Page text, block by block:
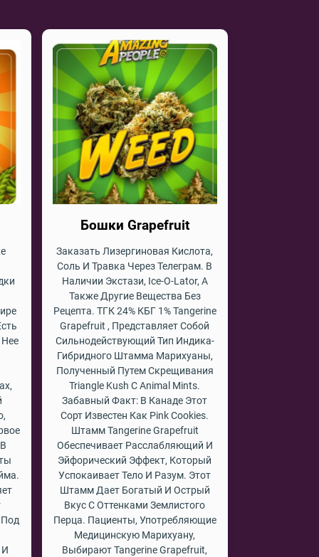
Нее
И
Бошки Grapefruit
Заказать Лизергиновая Кислота,
Соль И Травка Через Телеграм. В
Наличии Экстази, Ice-O-Lator, А
Также Другие Вещества Без
Рецепта. ТГК 24% КБГ 1% Tangerine
Grapefruit , Представляет Собой
Сильнодействующий Тип Индика-
Гибридного Штамма Марихуаны,
Полученный Путем Скрещивания
Triangle Kush С Animal Mints.
Забавный Факт: В Канаде Этот
Сорт Известен Как Pink Cookies.
Штамм Tangerine Grapefruit
Обеспечивает Расслабляющий И
Эйфорический Эффект, Который
Успокаивает Тело И Разум. Этот
Штамм Дает Богатый И Острый
Вкус С Оттенками Землистого
Перца. Пациенты, Употребляющие
Медицинскую Марихуану,
Выбирают Tangerine Grapefruit,